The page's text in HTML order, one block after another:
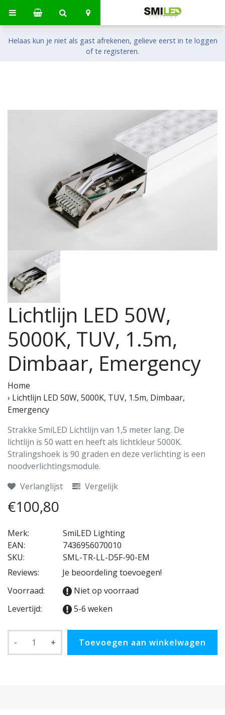
Helaas kun je niet als gast afrekenen, gelieve eerst in te loggen
of te registeren.
Lichtlijn LED 50W,
5000K, TUV, 1.5m,
Dimbaar, Emergency
Home
› Lichtlijn LED 50W, 5000K, TUV, 1.5m, Dimbaar,
Emergency
Strakke SmiLED Lichtlijn van 1,5 meter lang. De
lichtlijn is 50 watt en heeft als lichtkleur 5000K.
Stralingshoek is 90 graden en deze verlichting is een
noodverlichtingsmodule.
Verlanglijst
Vergelijk
€100,80
Merk:
SmiLED Lighting
EAN:
7436956070010
SKU:
SML-TR-LL-D5F-90-EM
Reviews:
Je beoordeling toevoegen!
Voorraad:
Niet op voorraad
Levertijd:
5-6 weken
- + Toevoegen aan winkelwagen